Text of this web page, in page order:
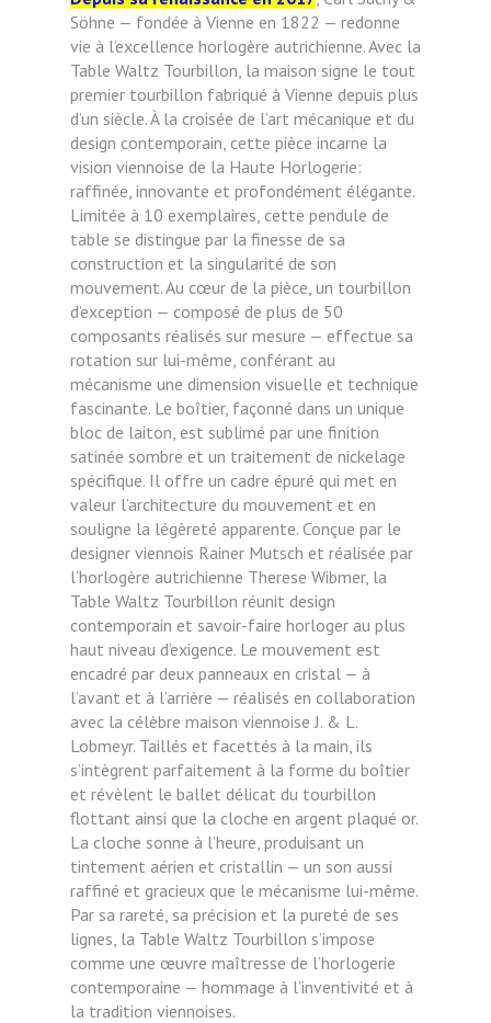
Söhne — fondée à Vienne en 1822 — redonne
vie à l’excellence horlogère autrichienne. Avec la
Table Waltz Tourbillon, la maison signe le tout
premier tourbillon fabriqué à Vienne depuis plus
d’un siècle. À la croisée de l’art mécanique et du
design contemporain, cette pièce incarne la
vision viennoise de la Haute Horlogerie:
raffinée, innovante et profondément élégante.
Limitée à 10 exemplaires, cette pendule de
table se distingue par la finesse de sa
construction et la singularité de son
mouvement. Au cœur de la pièce, un tourbillon
d’exception — composé de plus de 50
composants réalisés sur mesure — effectue sa
rotation sur lui-même, conférant au
mécanisme une dimension visuelle et technique
fascinante. Le boîtier, façonné dans un unique
bloc de laiton, est sublimé par une finition
satinée sombre et un traitement de nickelage
spécifique. Il offre un cadre épuré qui met en
valeur l’architecture du mouvement et en
souligne la légèreté apparente. Conçue par le
designer viennois Rainer Mutsch et réalisée par
l’horlogère autrichienne Therese Wibmer, la
Table Waltz Tourbillon réunit design
contemporain et savoir-faire horloger au plus
haut niveau d’exigence. Le mouvement est
encadré par deux panneaux en cristal — à
l’avant et à l’arrière — réalisés en collaboration
avec la célèbre maison viennoise J. & L.
Lobmeyr. Taillés et facettés à la main, ils
s’intègrent parfaitement à la forme du boîtier
et révèlent le ballet délicat du tourbillon
flottant ainsi que la cloche en argent plaqué or.
La cloche sonne à l’heure, produisant un
tintement aérien et cristallin — un son aussi
raffiné et gracieux que le mécanisme lui-même.
Par sa rareté, sa précision et la pureté de ses
lignes, la Table Waltz Tourbillon s’impose
comme une œuvre maîtresse de l’horlogerie
contemporaine — hommage à l’inventivité et à
la tradition viennoises.